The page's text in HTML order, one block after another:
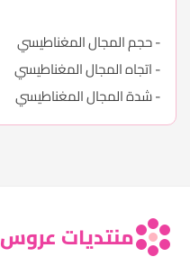
- حجم المجال المغناطيسي
- اتجاه المجال المغناطيسي
- شدة المجال المغناطيسي
منتديات عروس